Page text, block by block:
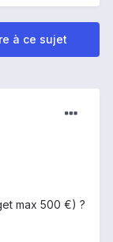
à ce sujet
max 500 €) ?